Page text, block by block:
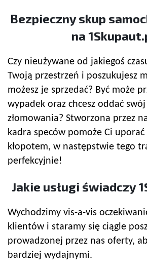
Bezpiecznyskup
na
Czy nieużywane od jakiegoś
Twoją przestrzeń i poszukujesz
możesz je sprzedać? Być może
wypadek oraz chcesz oddać
złomowania? Stworzona przez
kadra speców pomoże Ci uporać
kłopotem, w następstwie tego
perfekcyjnie!
Jakie usługi świadczy
Wychodzimy vis-a-vis
klientów i staramy się ciągle
prowadzonej przez nas oferty,
bardziej wydajnymi.